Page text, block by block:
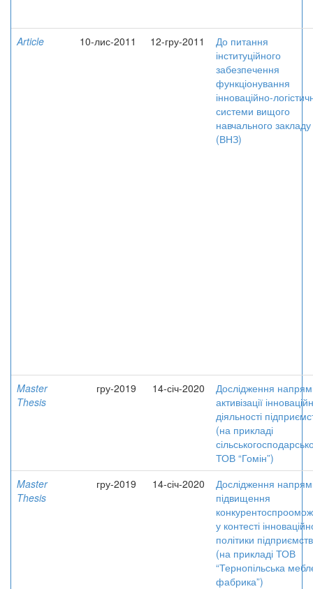
Article 10-лис-2011 12-гру-2011
До питання
інституційного
забезпечення
функціонування
інноваційно-
системи вищого
навчального закладу
(ВНЗ)
Master
Thesis
гру-2019 14-січ-2020
Дослідження
активізації
діяльності
(на прикладі
ТОВ “Гомін”)
Master
Thesis
гру-2019 14-січ-2020
Дослідження
підвищення
у контесті
політики
(на прикладі ТОВ
“Тернопільська
фабрика”)